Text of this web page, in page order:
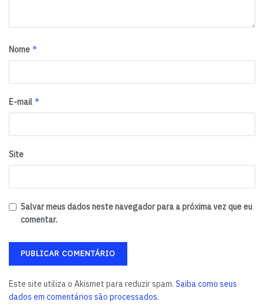
Nome *
E-mail *
Site
Salvar meus dados neste navegador para a próxima vez que eu
comentar.
Este site utiliza o Akismet para reduzir spam. Saiba como seus
dados em comentários são processados.